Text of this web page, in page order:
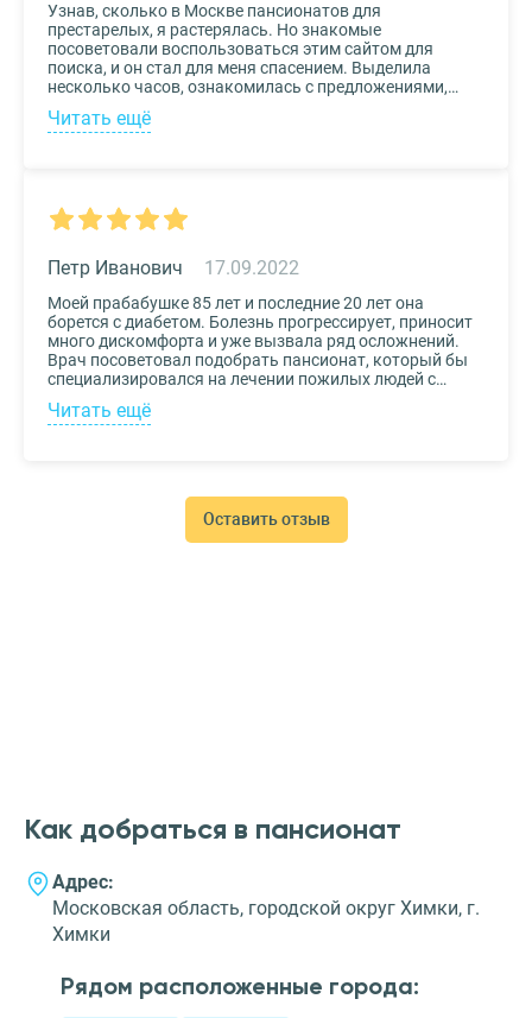
Узнав, сколько в Москве пансионатов для
престарелых, я растерялась. Но знакомые
посоветовали воспользоваться этим сайтом для
поиска, и он стал для меня спасением. Выделила
несколько часов, ознакомилась с предложениями,
доступными мне по цене и месту расположения и
выбрала два варианта. Связалась с администрацией
Читать ещё
17.09.2022
Петр Иванович
Моей прабабушке 85 лет и последние 20 лет она
борется с диабетом. Болезнь прогрессирует, приносит
много дискомфорта и уже вызвала ряд осложнений.
Врач посоветовал подобрать пансионат, который бы
специализировался на лечении пожилых людей с
диабетом. К выбору заведения подошли со всей
серьезностью, важно было, чтобы за прабабушкой
окружили заботой. Таким заведением оказался
пансионат для пожилых Опека. Находится в Москве, в
соседнем районе, поэтому проведывать дорогого нам
Читать ещё
Оставить отзыв
Как добраться в пансионат
Адрес:
Московская область, городской округ Химки, г.
Химки
Рядом расположенные города: